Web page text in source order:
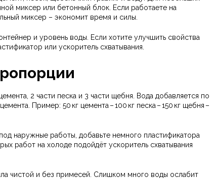
миксер или бетонный блок. Если работаете на
миксер – экономит время и силы.
и уровень воды. Если хотите улучшить свойства
или ускоритель схватывания.
2 части песка и 3 части щебня. Вода добавляется по
Пример: 50 кг цемента – 100 кг песка – 150 кг щебня –
наружные работы, добавьте немного пластификатора
работ на холоде подойдёт ускоритель схватывания
чистой и без примесей. Слишком много воды ослабит